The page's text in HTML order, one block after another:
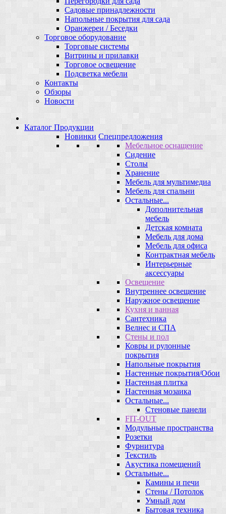
Садовые принадлежности
Напольные покрытия для сада
Оранжереи / Беседки
Торговое оборудование
Торговые системы
Витрины и прилавки
Торговое освещение
Подсветка мебели
Контакты
Обзоры
Новости
Каталог Продукции
Новинки Спецпредложения
Мебельное оснащение
Сидение
Столы
Хранение
Мебель для мультимедиа
Мебель для спальни
Остальные...
Дополнительная
мебель
Детская комната
Мебель для дома
Мебель для офиса
Контрактная мебель
Интерьерные
аксессуары
Освещение
Внутреннее освещение
Наружное освещение
Кухня и ванная
Сантехника
Велнес и СПА
Стены и пол
Ковры и рулонные
покрытия
Напольные покрытия
Настенные покрытия/Обои
Настенная плитка
Настенная мозаика
Остальные...
Стеновые панели
FIT-OUT
Модульные пространства
Розетки
Фурнитура
Текстиль
Акустика помещений
Остальные...
Камины и печи
Стены / Потолок
Умный дом
Бытовая техника